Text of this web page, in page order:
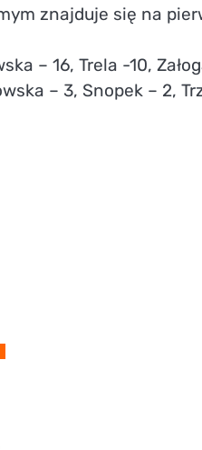
znajduje się na
– 16, Trela -10,
– 3, Snopek – 2,